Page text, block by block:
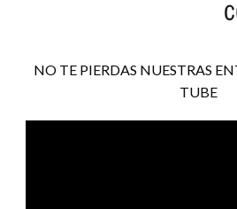
NO TE PIERDAS NUESTRAS
TUBE